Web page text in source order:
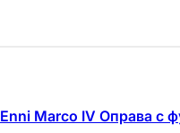
Enni Marco IV Оправа с